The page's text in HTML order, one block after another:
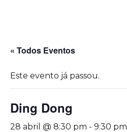
« Todos Eventos
Este evento já passou.
Ding Dong
28 abril @ 8:30 pm - 9:30 pm